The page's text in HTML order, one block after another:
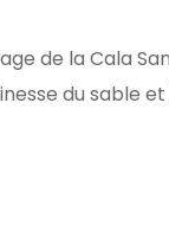
de la Cala
du sable